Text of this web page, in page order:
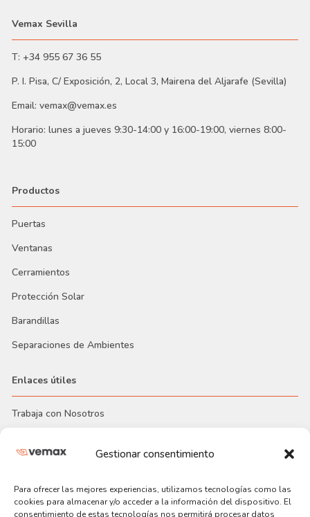
Gestionar consentimiento
Para ofrecer las mejores experiencias, utilizamos tecnologías como las
cookies para almacenar y/o acceder a la información del dispositivo. El
consentimiento de estas tecnologías nos permitirá procesar datos
Vemax Sevilla
T: +34 955 67 36 55
P. I. Pisa, C/ Exposición, 2, Local 3, Mairena del Aljarafe (Sevilla)
Email: vemax@vemax.es
Horario: lunes a jueves 9:30-14:00 y 16:00-19:00, viernes 8:00-
15:00
Productos
Puertas
Ventanas
Cerramientos
Protección Solar
Barandillas
Separaciones de Ambientes
Enlaces útiles
Trabaja con Nosotros
Blog
Incidencias